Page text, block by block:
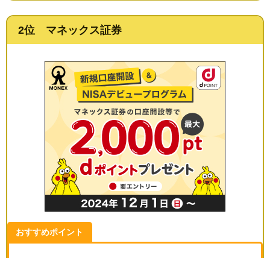
2位 マネックス証券
おすすめポイント